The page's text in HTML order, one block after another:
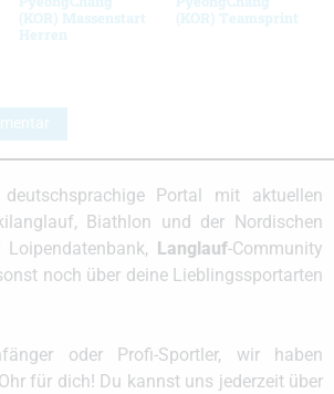
(KOR) Massenstart
Herren
(KOR) Teamsprint
Portal mit aktuellen
Biathlon und der Nordischen
Langlauf-Community
noch über deine Lieblingssportarten
oder Profi-Sportler, wir haben
für dich! Du kannst uns jederzeit über